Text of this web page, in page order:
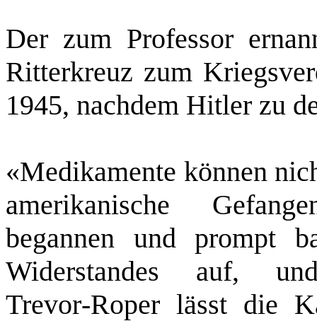
Der zum Professor
Ritterkreuz zum
1945, nachdem Hitler zu
«Medikamente können
amerikanische
begannen und prompt
Widerstandes auf,
Trevor‑Roper lässt die